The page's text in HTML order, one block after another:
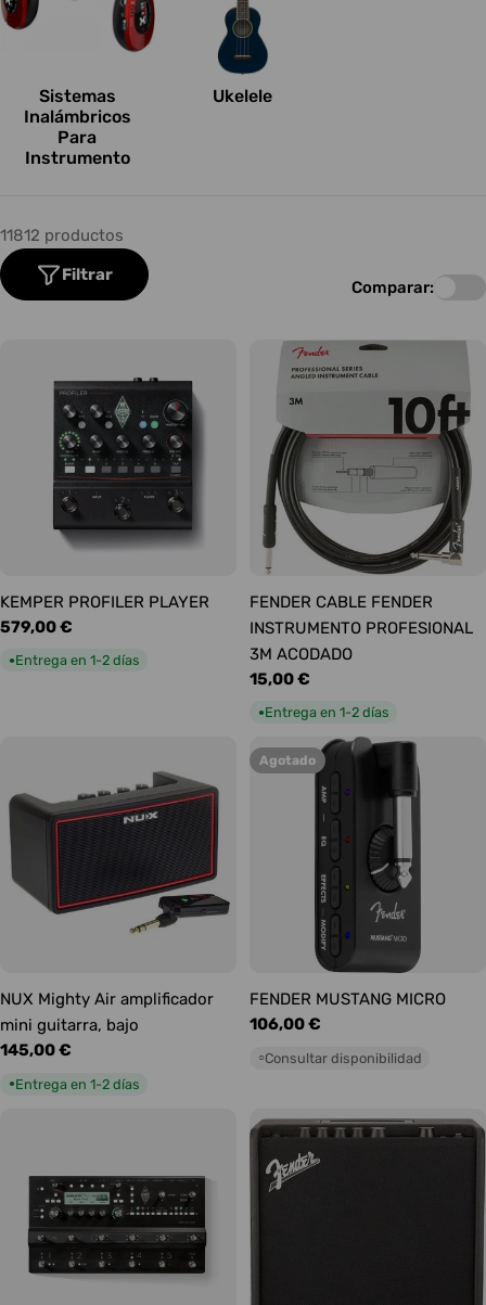
Sistemas
Inalámbricos
Para
Instrumento
Ukelele
11812 productos
Filtrar
Comparar:
KEMPER PROFILER PLAYER
Precio
habitual
579,00 €
●Entrega en 1-2 días
FENDER CABLE FENDER
INSTRUMENTO PROFESIONAL
3M ACODADO
Precio
habitual
15,00 €
●Entrega en 1-2 días
NUX Mighty Air amplificador
mini guitarra, bajo
Precio
145,00 €
●Entrega en 1-2 días
Agotado
FENDER MUSTANG MICRO
Precio
106,00 €
○Consultar disponibilidad